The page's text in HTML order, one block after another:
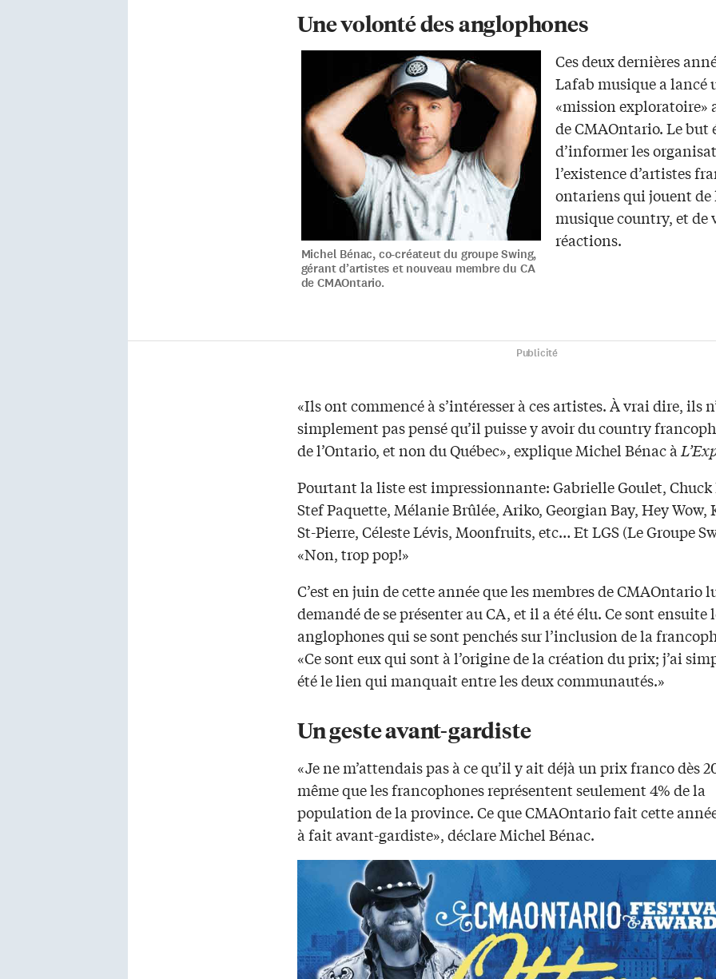
Une volonté des anglophones
Michel Bénac, co-créateut du groupe Swing,
gérant d’artistes et nouveau membre du CA
de CMAOntario.
Ces deux dernières
Lafab musique a lancé
«mission exploratoire»
de CMAOntario. Le but
d’informer les
l’existence d’artistes
ontariens qui jouent de
musique country, et de
réactions.
Publicité
«Ils ont commencé à s’intéresser à ces artistes. À vrai dire, ils
simplement pas pensé qu’il puisse y avoir du country
de l’Ontario, et non du Québec», explique Michel Bénac à
Pourtant la liste est impressionnante: Gabrielle Goulet,
Stef Paquette, Mélanie Brûlée, Ariko, Georgian Bay, Hey Wow,
St-Pierre, Céleste Lévis, Moonfruits, etc… Et LGS (Le Groupe
«Non, trop pop!»
C’est en juin de cette année que les membres de CMAOntario
demandé de se présenter au CA, et il a été élu. Ce sont ensuite
anglophones qui se sont penchés sur l’inclusion de la
«Ce sont eux qui sont à l’origine de la création du prix; j’ai
été le lien qui manquait entre les deux communautés.»
Un geste avant-gardiste
«Je ne m’attendais pas à ce qu’il y ait déjà un prix franco dès
même que les francophones représentent seulement 4% de la
population de la province. Ce que CMAOntario fait cette
à fait avant-gardiste», déclare Michel Bénac.